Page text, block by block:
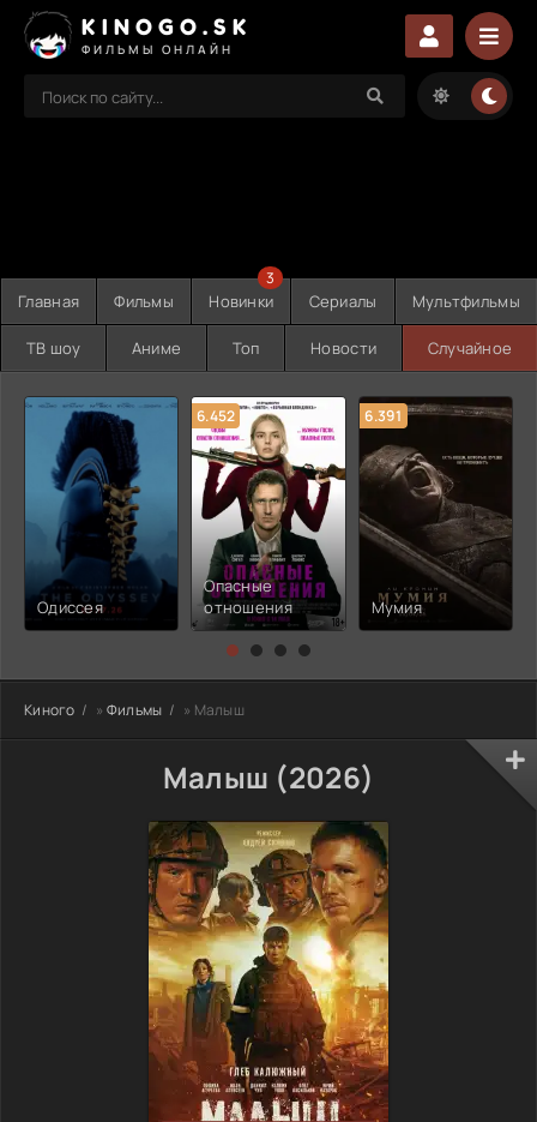
KINOGO.SK
ФИЛЬМЫ ОНЛАЙН
Главная Фильмы Новинки
3
Сериалы Мультфильмы
ТВ шоу Аниме Топ Новости Случайное
Одиссея
6.452
Опасные
отношения
6.391
Мумия
Киного » Фильмы » Малыш
Малыш (2026)